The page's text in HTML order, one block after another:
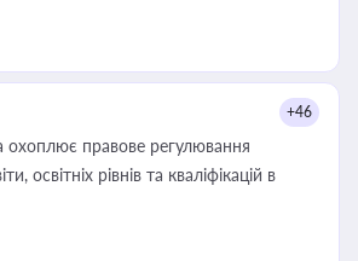
+46
охоплює правове регулювання
освітніх рівнів та кваліфікацій в